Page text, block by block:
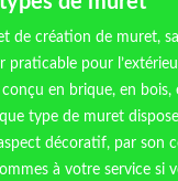
de création de muret,
pour
en brique, en bois,
type de muret
décoratif, par son
à votre service si